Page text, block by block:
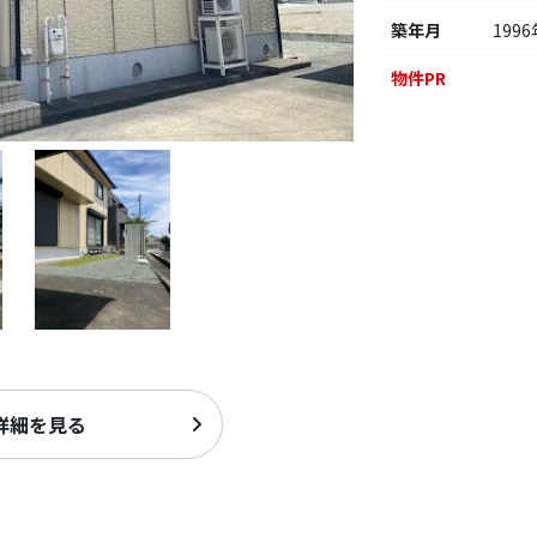
細を見る
築年月
1996
物件PR